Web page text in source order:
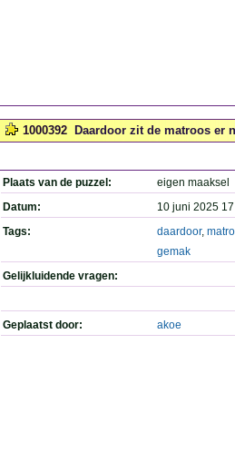
1000392 Daardoor zit de matroos er
Plaats van de puzzel:
eigen maaksel
Datum:
10 juni 2025
Tags:
daardoor,
gemak
Gelijkluidende vragen:
Geplaatst door: akoe